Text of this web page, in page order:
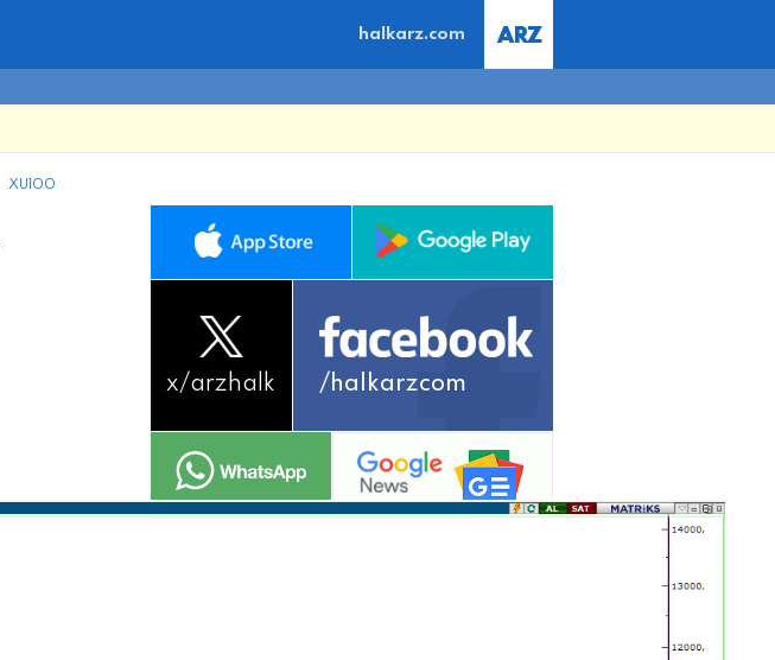
halkarz.com
XU100
x/arzhalk /halkarzcom